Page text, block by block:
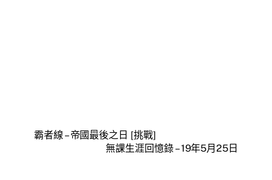
霸者線 – 帝國最後之日 [挑戰]
無課生涯回憶錄 – 19年5月25日